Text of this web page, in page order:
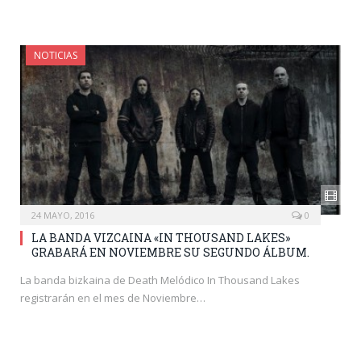
NOTICIAS
24 MAYO, 2016 0
LA BANDA VIZCAINA «IN THOUSAND LAKES»
GRABARÁ EN NOVIEMBRE SU SEGUNDO ÁLBUM.
La banda bizkaina de Death Melódico In Thousand Lakes
registrarán en el mes de Noviembre…